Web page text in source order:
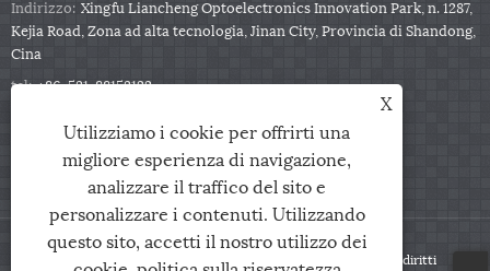
Indirizzo: Xingfu Liancheng Optoelectronics Innovation Park, n. 1287,
Kejia Road, Zona ad alta tecnologia, Jinan City, Provincia di Shandong,
Cina
tel: +86-531-88153122
jingxu@coupletech.com
Copyright © 2022 Coupletech Co., Ltd. - celle di Pockels - Tutti i diritti
X
Utilizziamo i cookie per offrirti una
migliore esperienza di navigazione,
analizzare il traffico del sito e
personalizzare i contenuti. Utilizzando
questo sito, accetti il ​​nostro utilizzo dei